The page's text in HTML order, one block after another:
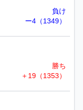
負け
ー4（1349）
勝ち
＋19（1353）